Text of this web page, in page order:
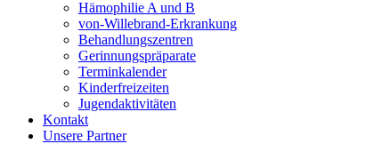
Hämophilie A und B
von-Willebrand-Erkrankung
Behandlungszentren
Gerinnungspräparate
Terminkalender
Kinderfreizeiten
Jugendaktivitäten
Kontakt
Unsere Partner